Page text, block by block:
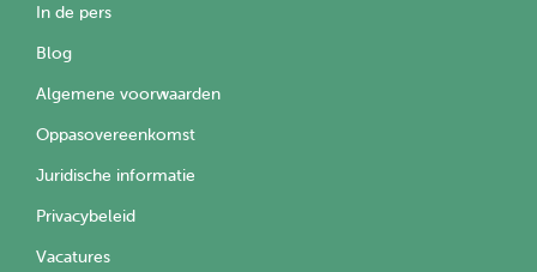
In de pers
Blog
Algemene voorwaarden
Oppasovereenkomst
Juridische informatie
Privacybeleid
Vacatures